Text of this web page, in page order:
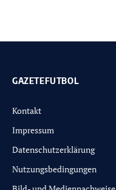
GAZETEFUTBOL
Kontakt
Impressum
Datenschutzerklärung
Nutzungsbedingungen